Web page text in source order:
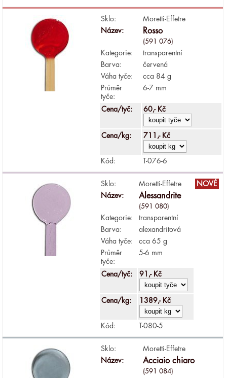
Sklo:
Moretti-Effetre
Název:
Rosso
(591 076)
Kategorie:
transparentní
Barva:
červená
Váha tyče:
cca 84 g
Průměr
tyče:
6-7 mm
Cena/tyč: 60,- Kč
Cena/kg: 711,- Kč
Kód: T-076-6
NOVÉ
Sklo:
Moretti-Effetre
Název:
Alessandrite
(591 080)
Kategorie:
transparentní
Barva:
alexandritová
Váha tyče:
cca 65 g
Průměr
tyče:
5-6 mm
Cena/tyč: 91,- Kč
Cena/kg: 1389,- Kč
Kód: T-080-5
Sklo:
Moretti-Effetre
Název:
Acciaio chiaro
(591 084)